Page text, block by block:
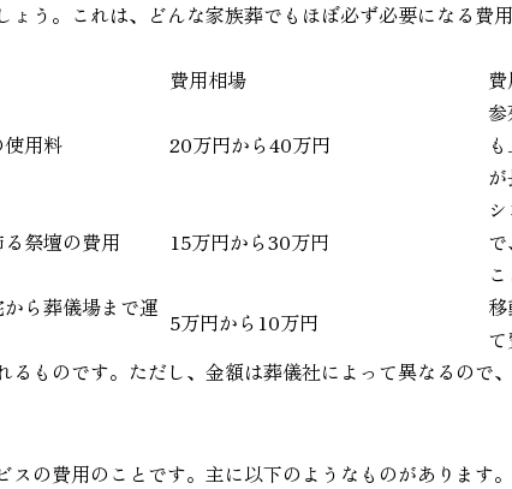
う。これは、どんな家族葬でもほぼ必ず必要になる費
費用相場
用料 20万円から40万円
祭壇の費用 15万円から30万円
ら葬儀場まで運
5万円から10万円
ものです。ただし、金額は葬儀社によって異なるので
の費用のことです。主に以下のようなものがあります。